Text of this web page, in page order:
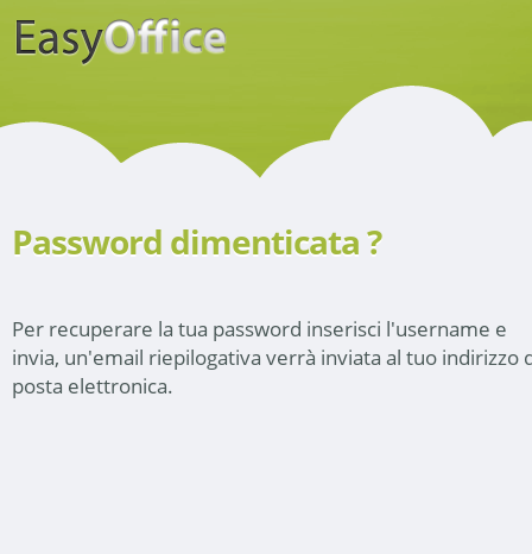
Password dimenticata ?
Per recuperare la tua password inserisci l'username e
invia, un'email riepilogativa verrà inviata al tuo indirizzo
posta elettronica.